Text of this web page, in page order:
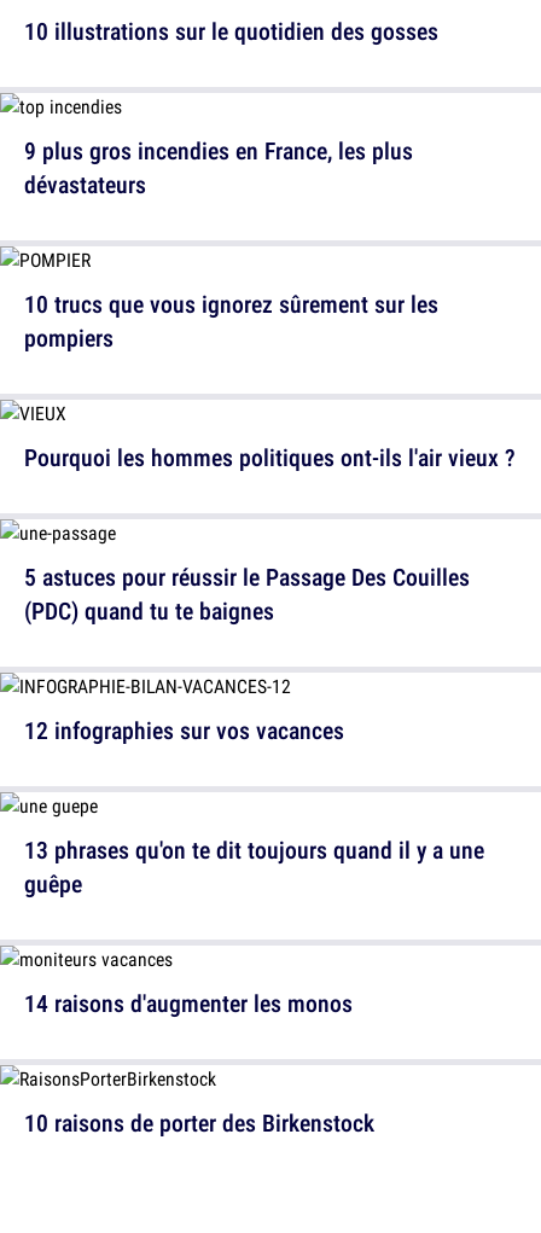
9 plus gros incendies en France, les plus
dévastateurs
Pourquoi les hommes politiques ont-ils l'air vieux ?
12 infographies sur vos vacances
14 raisons d'augmenter les monos
10 illustrations sur le quotidien des gosses
10 trucs que vous ignorez sûrement sur les
pompiers
5 astuces pour réussir le Passage Des Couilles
(PDC) quand tu te baignes
13 phrases qu'on te dit toujours quand il y a une
guêpe
10 raisons de porter des Birkenstock